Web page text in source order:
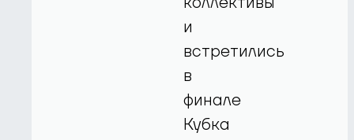
и
встретились
в
финале
Кубка